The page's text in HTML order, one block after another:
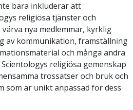
bara inkluderar att
religiösa tjänster och
nya medlemmar, kyrklig
av kommunikation, framställning
och många andra
religiösa gemenskap
trossatser och bruk och
som är unikt anpassad för dess